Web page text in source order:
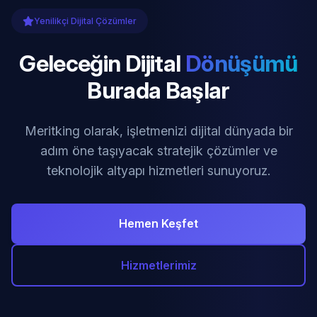
Yenilikçi Dijital Çözümler
Geleceğin Dijital Dönüşümü
Burada Başlar
Meritking olarak, işletmenizi dijital dünyada bir
adım öne taşıyacak stratejik çözümler ve
teknolojik altyapı hizmetleri sunuyoruz.
Hemen Keşfet
Hizmetlerimiz